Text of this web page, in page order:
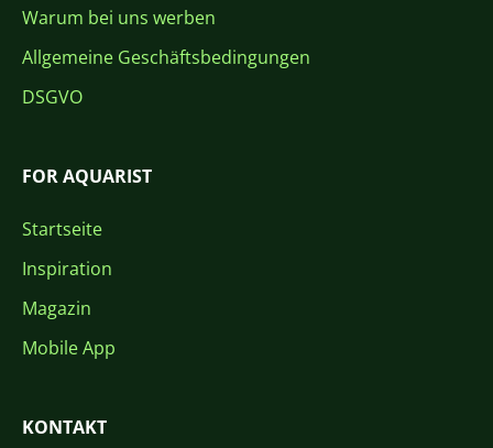
Warum bei uns werben
Allgemeine Geschäftsbedingungen
DSGVO
FOR AQUARIST
Startseite
Inspiration
Magazin
Mobile App
KONTAKT